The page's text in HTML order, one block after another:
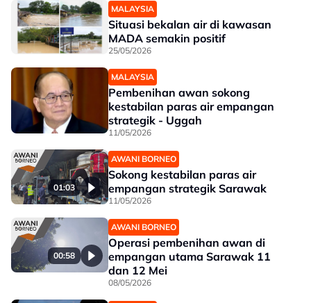
MALAYSIA
Situasi bekalan air di kawasan
MADA semakin positif
25/05/2026
MALAYSIA
Pembenihan awan sokong
kestabilan paras air empangan
strategik - Uggah
11/05/2026
01:03
AWANI BORNEO
Sokong kestabilan paras air
empangan strategik Sarawak
11/05/2026
00:58
AWANI BORNEO
Operasi pembenihan awan di
empangan utama Sarawak 11
dan 12 Mei
08/05/2026